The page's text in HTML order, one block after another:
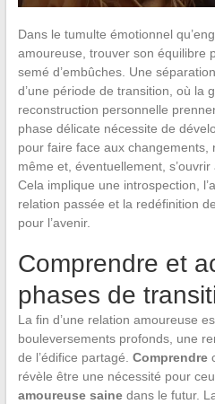
Dans le tumulte émotionnel
amoureuse, trouver son équilibre
semé d’embûches. Une
d’une période de transition, où la
reconstruction personnelle
phase délicate nécessite de
pour faire face aux changements,
même et, éventuellement,
Cela implique une introspection,
relation passée et la redéfinition
pour l’avenir.
Comprendre et
phases de
La fin d’une relation amoureuse
bouleversements profonds, une
de l’édifice partagé. Comprendre
révèle être une nécessité pour
amoureuse sainedans le futur.